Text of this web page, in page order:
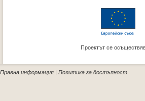
Проектът се
Правна информация | Политика за достъпност